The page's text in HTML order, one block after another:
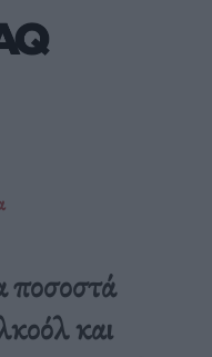
ποσοστά
και